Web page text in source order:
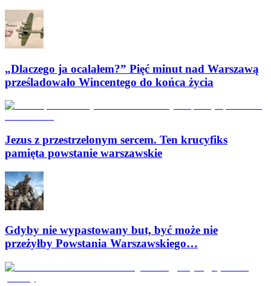
„Dlaczego ja ocalałem?” Pięć minut nad Warszawą
prześladowało Wincentego do końca życia
Jezus z przestrzelonym sercem. Ten krucyfiks
pamięta powstanie warszawskie
Gdyby nie wypastowany but, być może nie
przeżyłby Powstania Warszawskiego…